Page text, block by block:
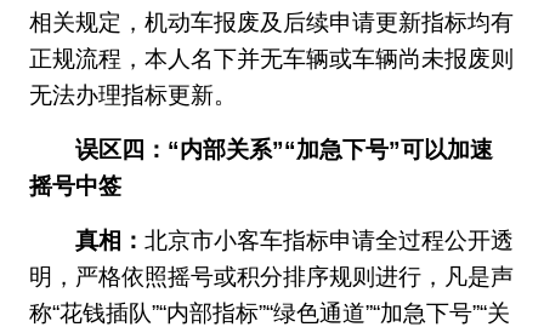
相关规定，机动车报废及后续申请更新指标均有
正规流程，本人名下并无车辆或车辆尚未报废则
无法办理指标更新。
误区四：“内部关系”“加急下号”可以加速
摇号中签
真相： 北京市小客车指标申请全过程公开透
明，严格依照摇号或积分排序规则进行，凡是声
称“花钱插队”“内部指标”“绿色通道”“加急下号”“关